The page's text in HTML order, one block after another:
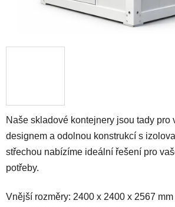
Naše skladové kontejnery jsou tady pro
designem a odolnou konstrukcí s
střechou nabízíme ideální řešení pro
potřeby.
Vnější rozměry: 2400 x 2400 x 2567